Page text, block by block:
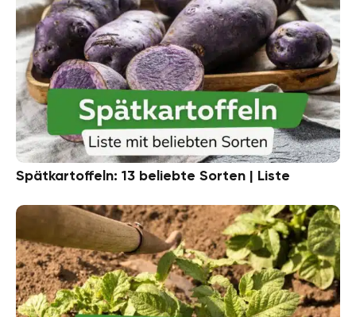
Spätkartoffeln: 13 beliebte Sorten | Liste